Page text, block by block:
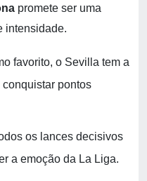
promete ser uma
intensidade.
favorito, o Sevilla tem a
pontos
os lances decisivos
a emoção da La Liga.